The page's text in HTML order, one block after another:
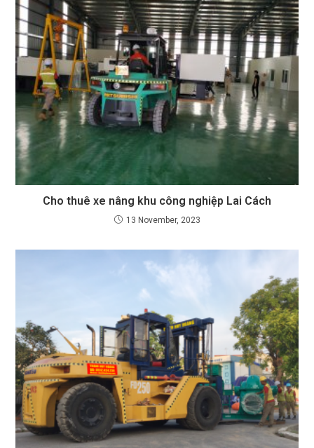
Cho thuê xe nâng khu công nghiệp Lai Cách
13 November, 2023